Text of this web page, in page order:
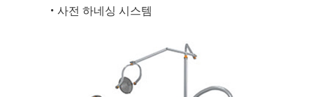
사전 하네싱 시스템